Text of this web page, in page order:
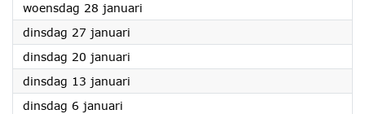
woensdag 28 januari
dinsdag 27 januari
dinsdag 20 januari
dinsdag 13 januari
dinsdag 6 januari